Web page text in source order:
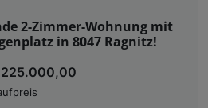
2-Zimmer-Wohnung mit
in 8047 Ragnitz!